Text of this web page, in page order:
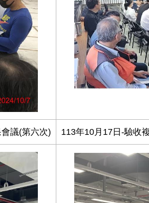
議(第六次) 113年10月17日-驗收